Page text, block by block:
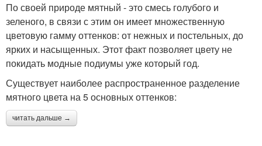
По своей природе мятный - это смесь голубого и
зеленого, в связи с этим он имеет множественную
цветовую гамму оттенков: от нежных и постельных, до
ярких и насыщенных. Этот факт позволяет цвету не
покидать модные подиумы уже который год.
Существует наиболее распространенное разделение
мятного цвета на 5 основных оттенков:
читать дальше →